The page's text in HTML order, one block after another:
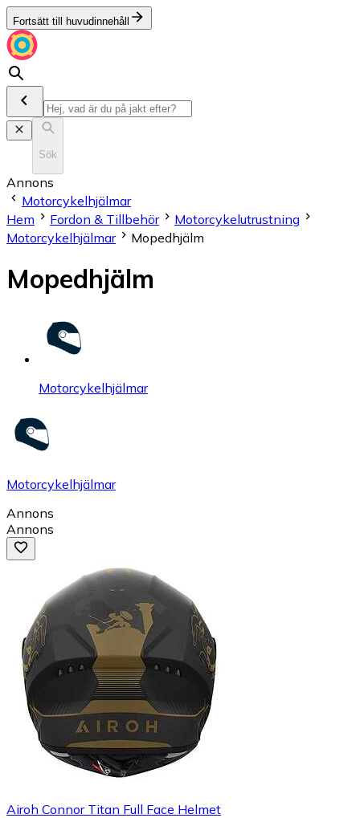
Fortsätt till huvudinnehåll
Sök
Annons
Motorcykelhjälmar
Hem
Fordon & Tillbehör
Motorcykelutrustning
Motorcykelhjälmar
Mopedhjälm
Mopedhjälm
Motorcykelhjälmar
Motorcykelhjälmar
Annons
Annons
Airoh Connor Titan Full Face Helmet